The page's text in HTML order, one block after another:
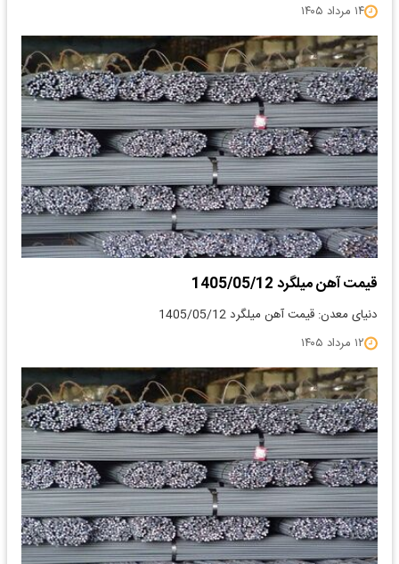
۱۴ مرداد ۱۴۰۵
قیمت آهن میلگرد 1405/05/12
دنیای معدن: قیمت آهن میلگرد 1405/05/12
۱۲ مرداد ۱۴۰۵